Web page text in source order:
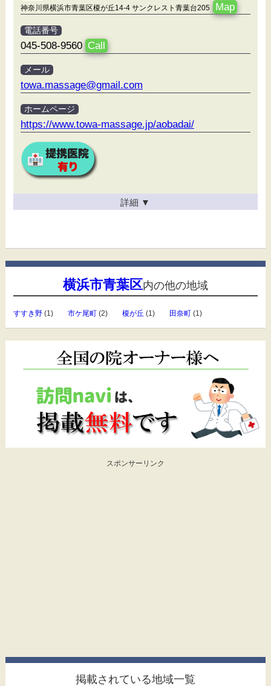
神奈川県横浜市青葉区榎が丘14-4 サンクレスト青葉台205 Map
電話番号
045-508-9560 Call
メール
towa.massage@gmail.com
ホームページ
https://www.towa-massage.jp/aobadai/
詳細 ▼
横浜市青葉区内の他の地域
すすき野(1) 市ケ尾町(2) 榎が丘 (1) 田奈町(1)
スポンサーリンク
掲載されている地域一覧